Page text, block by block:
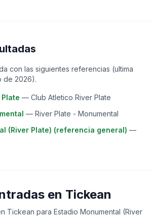
con las siguientes referencias (ultima
de 2026).
— Club Atletico River Plate
— River Plate - Monumental
(River Plate) (referencia general) —
en Tickean
Tickean para Estadio Monumental (River